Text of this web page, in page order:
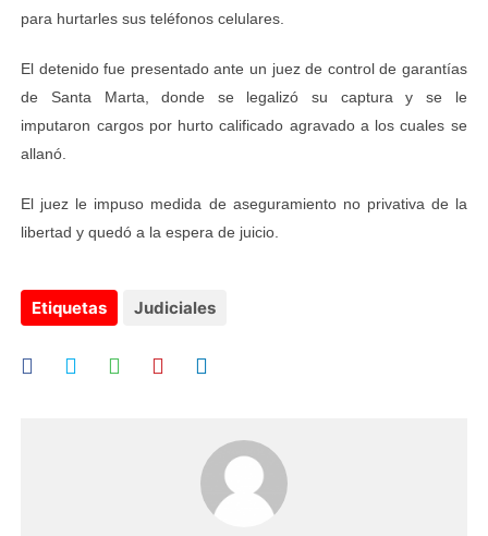
para hurtarles sus teléfonos celulares.
El detenido fue presentado ante un juez de control de garantías
de Santa Marta, donde se legalizó su captura y se le
imputaron cargos por hurto calificado agravado a los cuales se
allanó.
El juez le impuso medida de aseguramiento no privativa de la
libertad y quedó a la espera de juicio.
Etiquetas Judiciales